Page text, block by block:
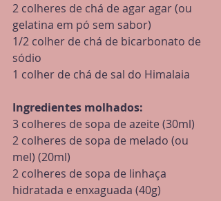
2 colheres de chá de agar agar (ou
gelatina em pó sem sabor)
1/2 colher de chá de bicarbonato de
sódio
1 colher de chá de sal do Himalaia
Ingredientes molhados:
3 colheres de sopa de azeite (30ml)
2 colheres de sopa de melado (ou
mel) (20ml)
2 colheres de sopa de linhaça
hidratada e enxaguada (40g)